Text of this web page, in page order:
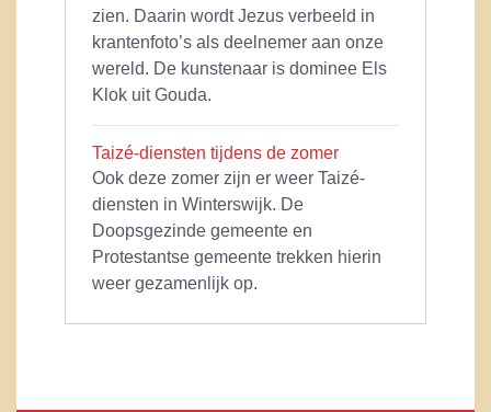
zien. Daarin wordt Jezus verbeeld in
krantenfoto’s als deelnemer aan onze
wereld. De kunstenaar is dominee Els
Klok uit Gouda.
Taizé-diensten tijdens de zomer
Ook deze zomer zijn er weer Taizé-
diensten in Winterswijk. De
Doopsgezinde gemeente en
Protestantse gemeente trekken hierin
weer gezamenlijk op.